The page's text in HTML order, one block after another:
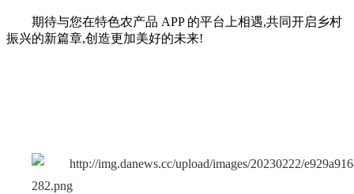
期待与您在特色农产品 APP 的平台上相遇,共同开启乡村
振兴的新篇章,创造更加美好的未来!